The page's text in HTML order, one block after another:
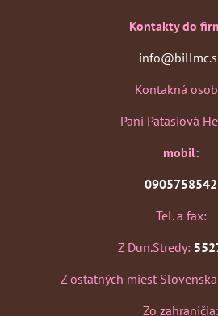
Kontakty do
Kontakná
Pani Patasiová
mobil:
0905758542
Tel. a fax:
Z Dun.Stredy:
Z ostatných miest
Zo zahraničia: